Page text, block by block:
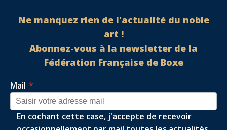
Ne manquez rien de l'actualité du noble
art !
Abonnez-vous à la newsletter de la
Fédération Française de Boxe
Mail *
En cochant cette case, j'accepte de recevoir